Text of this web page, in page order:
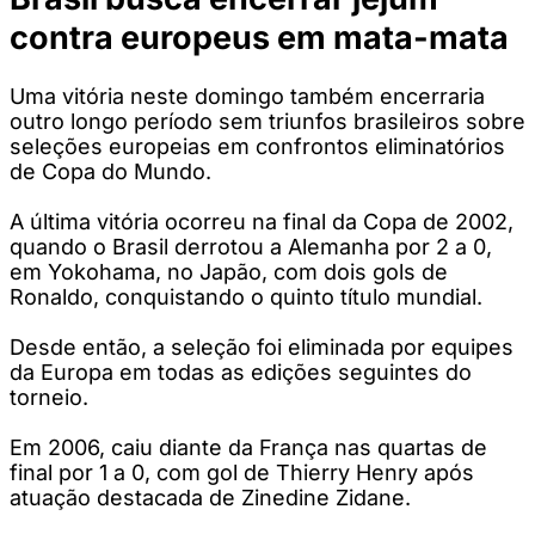
contra europeus em mata-mata
Uma vitória neste domingo também encerraria
outro longo período sem triunfos brasileiros sobre
seleções europeias em confrontos eliminatórios
de Copa do Mundo.
A última vitória ocorreu na final da Copa de 2002,
quando o Brasil derrotou a Alemanha por 2 a 0,
em Yokohama, no Japão, com dois gols de
Ronaldo, conquistando o quinto título mundial.
Desde então, a seleção foi eliminada por equipes
da Europa em todas as edições seguintes do
torneio.
Em 2006, caiu diante da França nas quartas de
final por 1 a 0, com gol de Thierry Henry após
atuação destacada de Zinedine Zidane.